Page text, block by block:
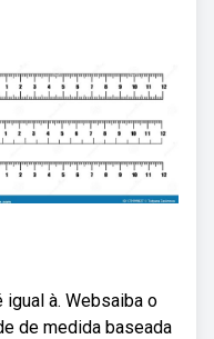
igual à. Websaiba o
de medida baseada